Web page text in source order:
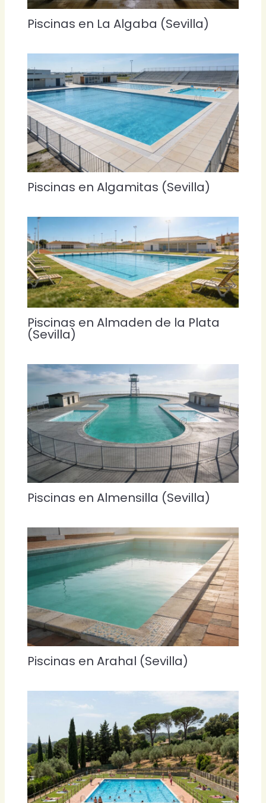
Piscinas en La Algaba (Sevilla)
Piscinas en Algamitas (Sevilla)
Piscinas en Almaden de la Plata
(Sevilla)
Piscinas en Almensilla (Sevilla)
Piscinas en Arahal (Sevilla)